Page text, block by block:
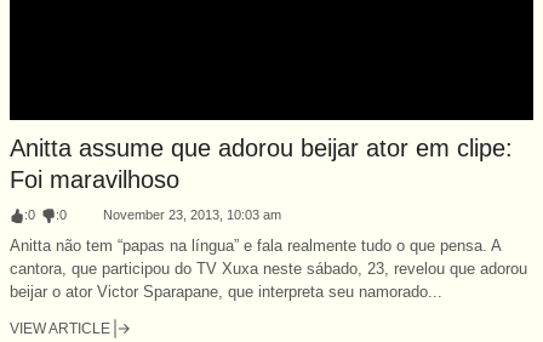
Anitta assume que adorou beijar ator em clipe:
Foi maravilhoso
:0 :0 November 23, 2013, 10:03 am
Anitta não tem “papas na língua” e fala realmente tudo o que pensa. A
cantora, que participou do TV Xuxa neste sábado, 23, revelou que adorou
beijar o ator Victor Sparapane, que interpreta seu namorado...
VIEW ARTICLE